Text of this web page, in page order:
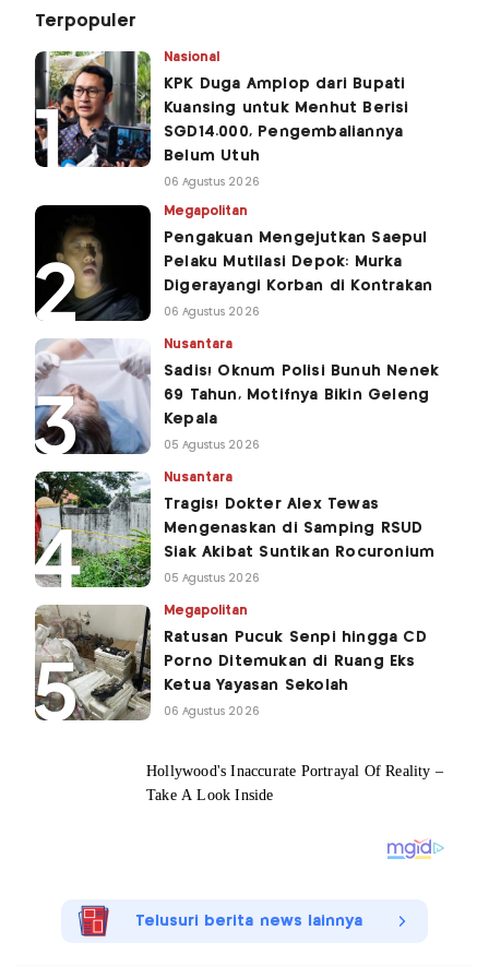
Terpopuler
Nasional
KPK Duga Amplop dari Bupati
Kuansing untuk Menhut Berisi
SGD14.000, Pengembaliannya
Belum Utuh
06 Agustus 2026
Megapolitan
Pengakuan Mengejutkan Saepul
Pelaku Mutilasi Depok: Murka
Digerayangi Korban di Kontrakan
06 Agustus 2026
Nusantara
Sadis! Oknum Polisi Bunuh Nenek
69 Tahun, Motifnya Bikin Geleng
Kepala
05 Agustus 2026
Nusantara
Tragis! Dokter Alex Tewas
Mengenaskan di Samping RSUD
Siak Akibat Suntikan Rocuronium
05 Agustus 2026
Megapolitan
Ratusan Pucuk Senpi hingga CD
Porno Ditemukan di Ruang Eks
Ketua Yayasan Sekolah
06 Agustus 2026
Telusuri berita news lainnya